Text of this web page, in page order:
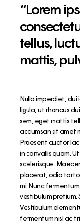
“Lorem
tellus,
mattis,
Nulla imperdiet, dui
ligula, ut rhoncus
sem, eget mattis
accumsan sit amet
Praesent auctor
in convallis quam.
scelerisque.
placerat, odio
mi. Nunc
vestibulum pretium.
Vestibulum
fermentum nisl ac